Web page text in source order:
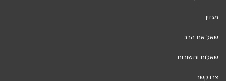
מגזין
שאל את הרב
שאלות ותשובות
צרו קשר